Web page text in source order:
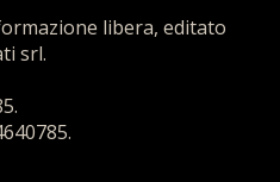
libera, editato
srl.